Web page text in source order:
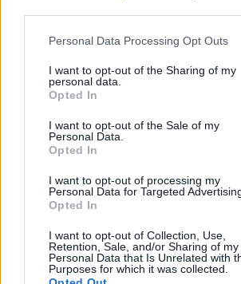
Please note that this website/app uses
not limited to your visit or usage behaviour.
grant or deny consent to Google and its
use your data for below specified
consent section.
Personal Data Processing Opt Outs
I want to opt-out of the Sharing of my
personal data.
Opted In
I want to opt-out of the Sale of my
Personal Data.
Opted In
I want to opt-out of processing my
Personal Data for Targeted
Opted In
I want to opt-out of Collection, Use,
Retention, Sale, and/or Sharing of my
Personal Data that Is Unrelated with
Purposes for which it was collected.